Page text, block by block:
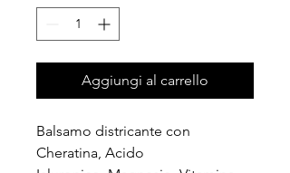
Aggiungi al carrello
Balsamo districante con
Cheratina, Acido